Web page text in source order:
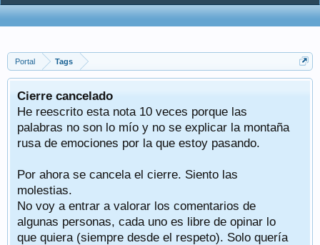
Portal Tags
Cierre cancelado
He reescrito esta nota 10 veces porque las
palabras no son lo mío y no se explicar la montaña
rusa de emociones por la que estoy pasando.
Por ahora se cancela el cierre. Siento las
molestias.
No voy a entrar a valorar los comentarios de
algunas personas, cada uno es libre de opinar lo
que quiera (siempre desde el respeto). Solo quería